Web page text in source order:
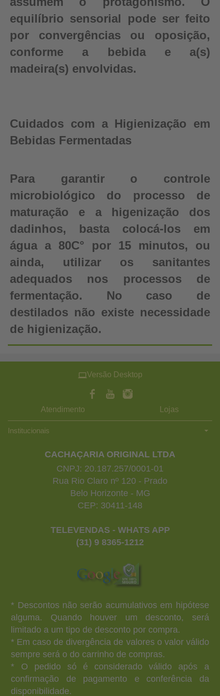
equilíbrio sensorial pode ser feito
por convergências ou oposição,
conforme a bebida e a(s)
madeira(s) envolvidas.
Cuidados com a Higienização em
Bebidas Fermentadas
Para garantir o controle
microbiológico do processo de
maturação e a higenização dos
dadinhos, basta colocá-los em
água a 80C° por 15 minutos, ou
ainda, utilizar os sanitantes
adequados nos processos de
fermentação. No caso de
destilados não existe necessidade
de higienização.
Versão Desktop
Atendimento Lojas
Institucionais
CACHAÇARIA ORIGINAL LTDA
CNPJ: 20.187.257/0001-01
Rua Rio Claro nº 120 - Prado
Belo Horizonte - MG
CEP: 30411-148
TELEVENDAS - WHATS APP
(31) 9 8365-1212
* Descontos não serão acumulativos em hipótese
alguma. Quando houver um desconto, será
limitado a um tipo de desconto por compra.
* Em caso de divergência de valores o valor válido
sempre será o do carrinho de compras.
* O pedido só é considerado válido após a
confirmação de pagamento e conferência da
disponibilidade.